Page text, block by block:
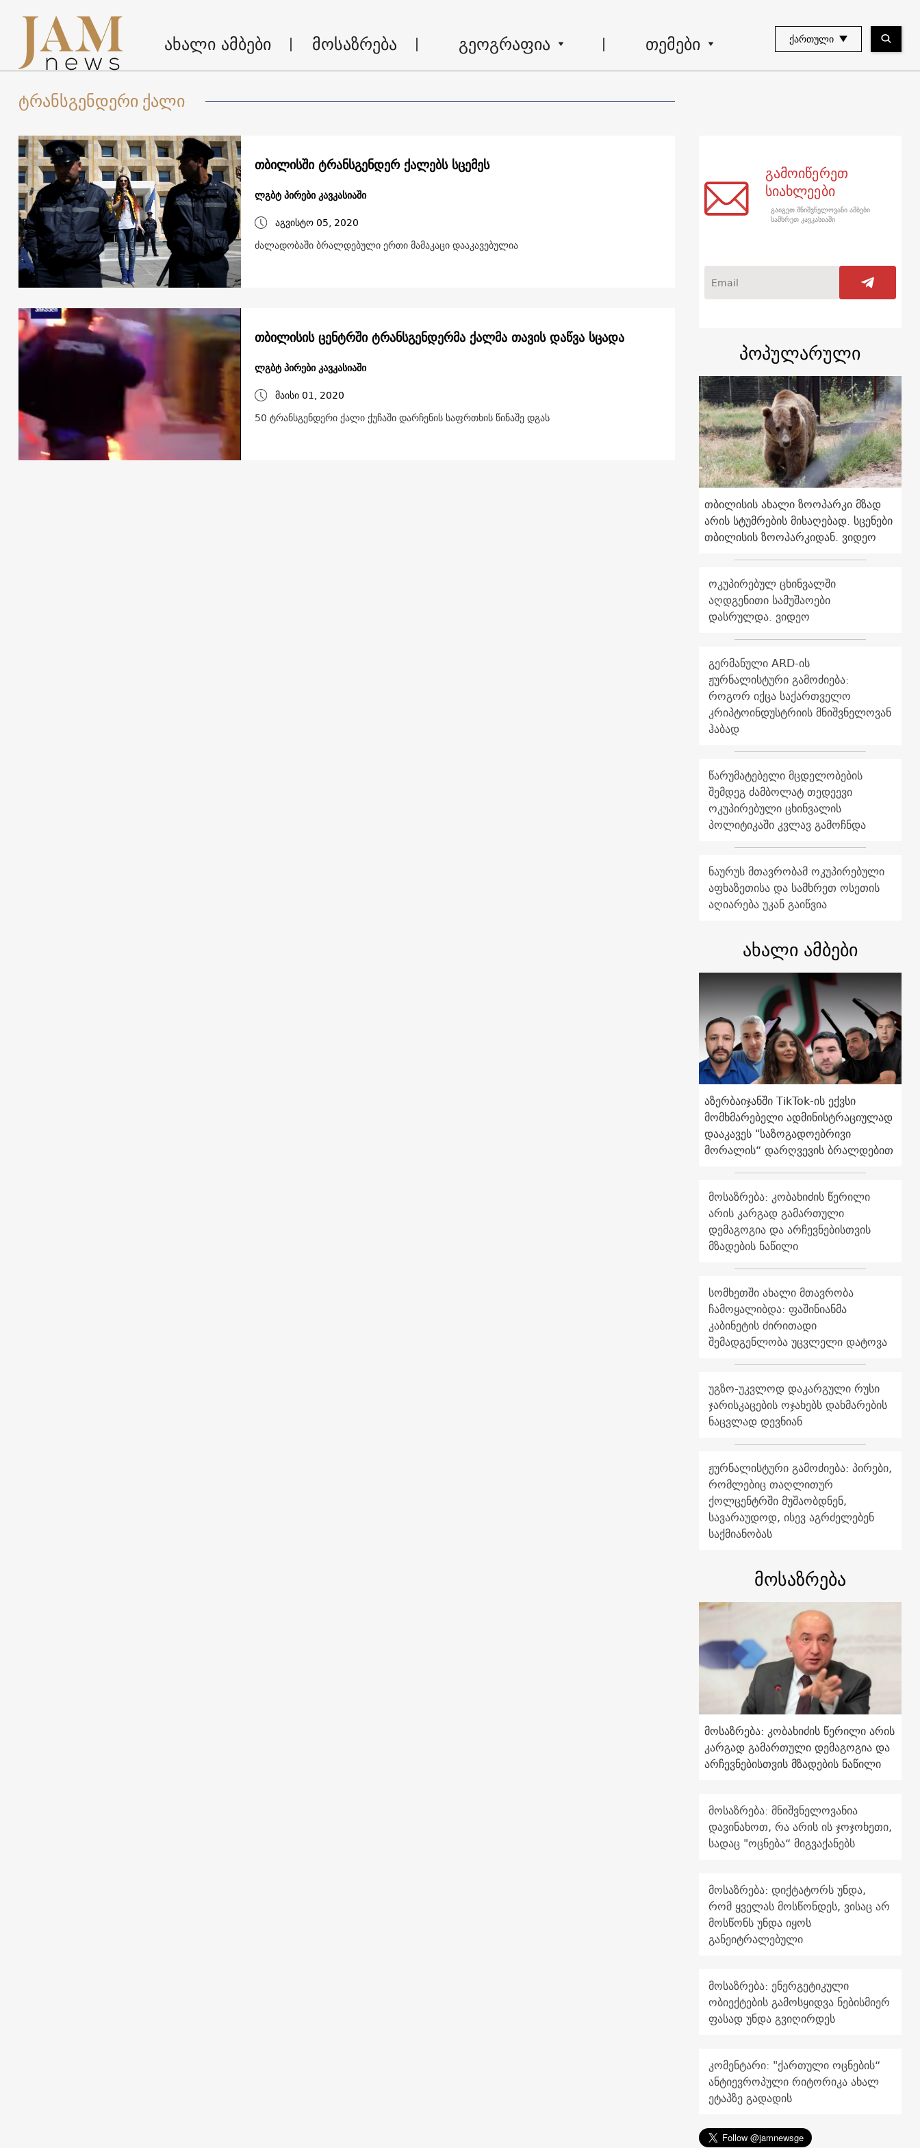
ახალი ამბები მოსაზრება გეოგრაფია თემები ᲥᲐᲠᲗᲣᲚᲘ
ტრანსგენდერი ქალი
თბილისში ტრანსგენდერ ქალებს სცემეს
ლგბტ პირები კავკასიაში
აგვისტო 05, 2020
ძალადობაში ბრალდებული ერთი მამაკაცი დააკავებულია
თბილისის ცენტრში ტრანსგენდერმა ქალმა თავის დაწვა სცადა
ლგბტ პირები კავკასიაში
მაისი 01, 2020
50 ტრანსგენდერი ქალი ქუჩაში დარჩენის საფრთხის წინაშე დგას
გამოიწერეთ
სიახლეები
გაიგეთ მნიშვნელოვანი ამბები
სამხრეთ კავკასიაში
პოპულარული
თბილისის ახალი ზოოპარკი მზად
არის სტუმრების მისაღებად. სცენები
თბილისის ზოოპარკიდან. ვიდეო
ოკუპირებულ ცხინვალში
აღდგენითი სამუშაოები
დასრულდა. ვიდეო
გერმანული ARD-ის
ჟურნალისტური გამოძიება:
როგორ იქცა საქართველო
კრიპტოინდუსტრიის მნიშვნელოვან
ჰაბად
წარუმატებელი მცდელობების
შემდეგ ძამბოლატ თედეევი
ოკუპირებული ცხინვალის
პოლიტიკაში კვლავ გამოჩნდა
ნაურუს მთავრობამ ოკუპირებული
აფხაზეთისა და სამხრეთ ოსეთის
აღიარება უკან გაიწვია
ახალი ამბები
აზერბაიჯანში TikTok-ის ექვსი
მომხმარებელი ადმინისტრაციულად
დააკავეს "საზოგადოებრივი
მორალის“ დარღვევის ბრალდებით
მოსაზრება: კობახიძის წერილი
არის კარგად გამართული
დემაგოგია და არჩევნებისთვის
მზადების ნაწილი
სომხეთში ახალი მთავრობა
ჩამოყალიბდა: ფაშინიანმა
კაბინეტის ძირითადი
შემადგენლობა უცვლელი დატოვა
უგზო-უკვლოდ დაკარგული რუსი
ჯარისკაცების ოჯახებს დახმარების
ნაცვლად დევნიან
ჟურნალისტური გამოძიება: პირები,
რომლებიც თაღლითურ
ქოლცენტრში მუშაობდნენ,
სავარაუდოდ, ისევ აგრძელებენ
საქმიანობას
მოსაზრება
მოსაზრება: კობახიძის წერილი არის
კარგად გამართული დემაგოგია და
არჩევნებისთვის მზადების ნაწილი
მოსაზრება: მნიშვნელოვანია
დავინახოთ, რა არის ის ჯოჯოხეთი,
სადაც "ოცნება“ მიგვაქანებს
მოსაზრება: დიქტატორს უნდა,
რომ ყველას მოსწონდეს, ვისაც არ
მოსწონს უნდა იყოს
განეიტრალებული
მოსაზრება: ენერგეტიკული
ობიექტების გამოსყიდვა ნებისმიერ
ფასად უნდა გვიღირდეს
კომენტარი: "ქართული ოცნების“
ანტიევროპული რიტორიკა ახალ
ეტაპზე გადადის